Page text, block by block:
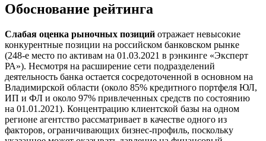
Обоснование рейтинга
Слабая оценка рыночных позиций отражает невысокие
конкурентные позиции на российском банковском рынке
(248-е место по активам на 01.03.2021 в рэнкинге «Эксперт
РА»). Несмотря на расширение сети подразделений
деятельность банка остается сосредоточенной в основном на
Владимирской области (около 85% кредитного портфеля ЮЛ,
ИП и ФЛ и около 97% привлеченных средств по состоянию
на 01.01.2021). Концентрацию клиентской базы на одном
регионе агентство рассматривает в качестве одного из
факторов, ограничивающих бизнес-профиль, поскольку